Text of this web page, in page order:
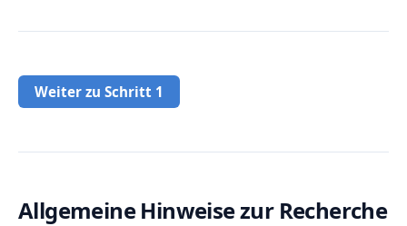
Weiter zu Schritt 1
Allgemeine Hinweise zur Recherche